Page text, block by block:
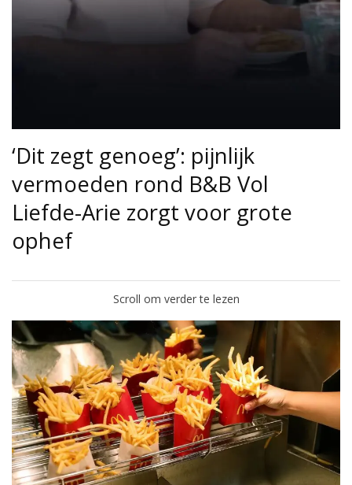
‘Dit zegt genoeg’: pijnlijk
vermoeden rond B&B Vol
Liefde-Arie zorgt voor grote
ophef
Scroll om verder te lezen